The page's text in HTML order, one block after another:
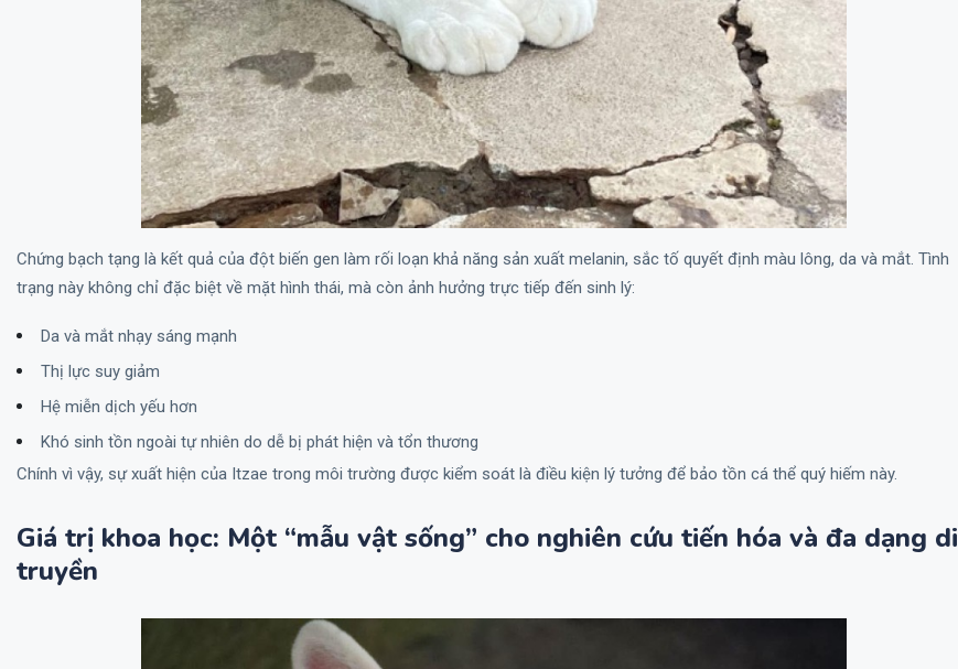
Chứng bạch tạng là kết quả của đột biến gen làm rối loạn khả năng sản xuất melanin, sắc tố quyết định màu lông, da và mắt. Tình
trạng này không chỉ đặc biệt về mặt hình thái, mà còn ảnh hưởng trực tiếp đến sinh lý:
Da và mắt nhạy sáng mạnh
Thị lực suy giảm
Hệ miễn dịch yếu hơn
Khó sinh tồn ngoài tự nhiên do dễ bị phát hiện và tổn thương
Chính vì vậy, sự xuất hiện của Itzae trong môi trường được kiểm soát là điều kiện lý tưởng để bảo tồn cá thể quý hiếm này.
Giá trị khoa học: Một “mẫu vật sống” cho nghiên cứu tiến hóa và đa dạng di
truyền